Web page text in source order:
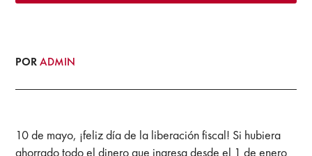
PORADMIN
10 de mayo, ¡feliz día de la liberación fiscal! Si hubiera
ahorrado todo el dinero que ingresa desde el 1 de enero